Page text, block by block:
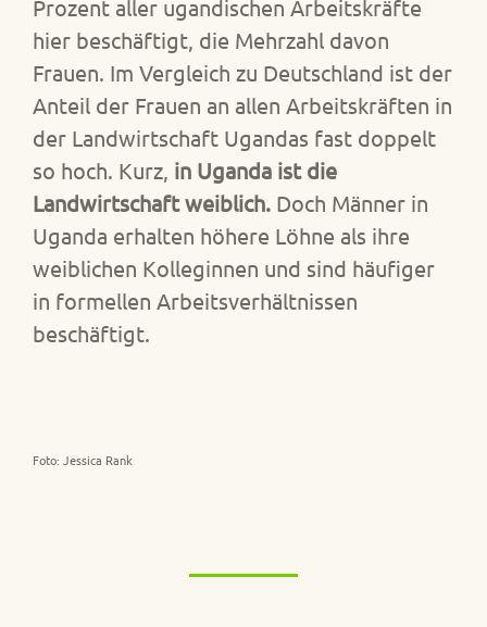
Prozent aller ugandischen Arbeitskräfte
hier beschäftigt, die Mehrzahl davon
Frauen. Im Vergleich zu Deutschland ist der
Anteil der Frauen an allen Arbeitskräften in
der Landwirtschaft Ugandas fast doppelt
so hoch. Kurz, in Uganda ist die
Landwirtschaft weiblich. Doch Männer in
Uganda erhalten höhere Löhne als ihre
weiblichen Kolleginnen und sind häufiger
in formellen Arbeitsverhältnissen
beschäftigt.
Foto: Jessica Rank